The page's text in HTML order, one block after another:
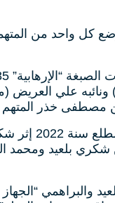
كل واحد من
علي العريض
عن مصطفى خذر
وأثير
بلعيد ومحمد
والبراهمي